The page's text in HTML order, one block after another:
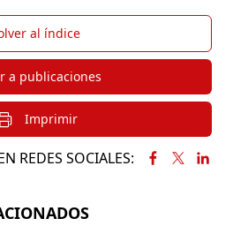
al índice
a publicaciones
Imprimir
REDES SOCIALES: